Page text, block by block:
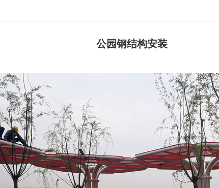
公园钢结构安装